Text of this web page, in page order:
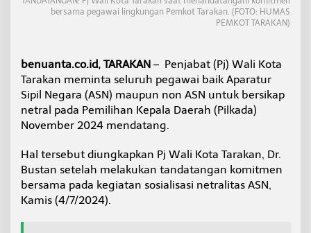
a
a
A
S
N
e
r
a
l
bersama pegawai lingkungan Pemkot Tarakan. (FOTO: HUMAS
PEMKOT TARAKAN)
benuanta.co.id, TARAKAN – Penjabat (Pj) Wali Kota
Tarakan meminta seluruh pegawai baik Aparatur
Sipil Negara (ASN) maupun non ASN untuk bersikap
netral pada Pemilihan Kepala Daerah (Pilkada)
November 2024 mendatang.
Hal tersebut diungkapkan Pj Wali Kota Tarakan, Dr.
Bustan setelah melakukan tandatangan komitmen
bersama pada kegiatan sosialisasi netralitas ASN,
Kamis (4/7/2024).